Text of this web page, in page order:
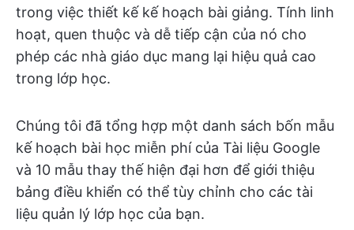
trong việc thiết kế kế hoạch bài giảng. Tính linh
hoạt, quen thuộc và dễ tiếp cận của nó cho
phép các nhà giáo dục mang lại hiệu quả cao
trong lớp học.
Chúng tôi đã tổng hợp một danh sách bốn mẫu
kế hoạch bài học miễn phí của Tài liệu Google
và 10 mẫu thay thế hiện đại hơn để giới thiệu
bảng điều khiển có thể tùy chỉnh cho các tài
liệu quản lý lớp học của bạn.